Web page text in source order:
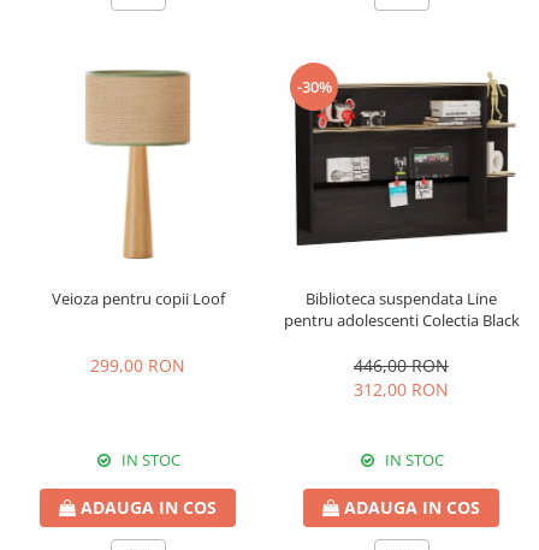
Veioza pentru copii Loof
299,00 RON
IN STOC
ADAUGA IN COS
-30%
Biblioteca suspendata Line
pentru adolescenti Colectia Black
446,00 RON
312,00 RON
IN STOC
ADAUGA IN COS